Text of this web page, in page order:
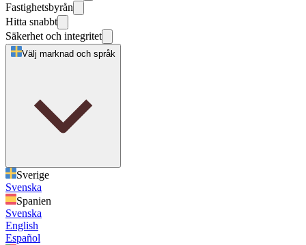
Fastighetsbyrån
Hitta snabbt
Säkerhet och integritet
Välj marknad och språk
Sverige
Svenska
Spanien
Svenska
English
Español